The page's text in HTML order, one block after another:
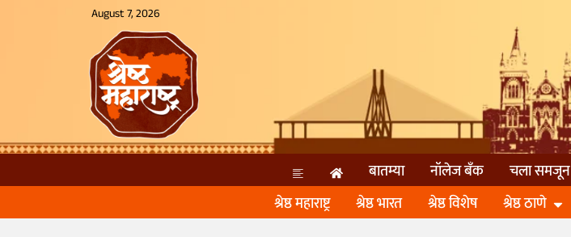
August 7, 2026
बातम्या नॉलेज बॅंक चला
श्रेष्ठ महाराष्ट्र
श्रेष्ठ भारत श्रेष्ठ विशेष श्रेष्ठ ठाणे